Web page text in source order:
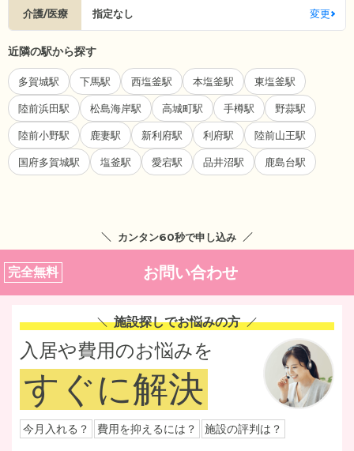
介護/医療 指定なし 変更
近隣の駅から探す
多賀城駅 下馬駅 西塩釜駅 本塩釜駅 東塩釜駅
陸前浜田駅 松島海岸駅 高城町駅 手樽駅 野蒜駅
陸前小野駅 鹿妻駅 新利府駅 利府駅 陸前山王駅
国府多賀城駅 塩釜駅 愛宕駅 品井沼駅 鹿島台駅
カンタン60秒で申し込み
完全無料 お問い合わせ
施設探しでお悩みの方
入居や費用のお悩みを
すぐに解決
今月入れる？ 費用を抑えるには？ 施設の評判は？